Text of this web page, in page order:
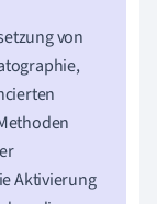
von
Aktivierung